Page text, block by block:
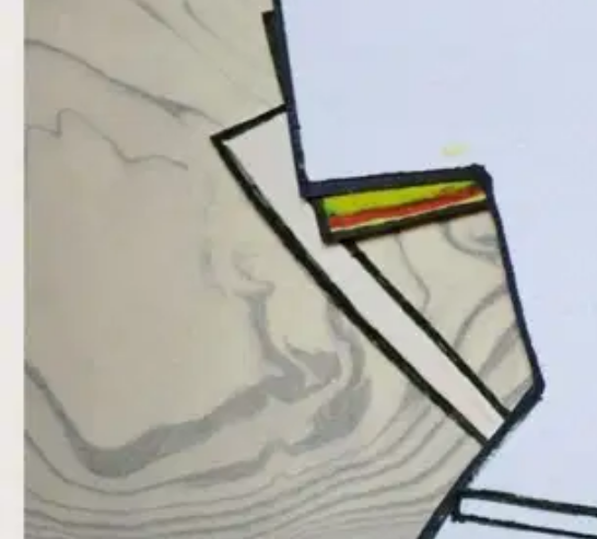
Oletko tyytyväinen tuotetietoihin?
Ovatko tuotetiedot riittävät? Jos tuotetiedoissa on puutteita tai niitä voisi muuten
Avautuu uuteen välilehteen
Ilmainen palautus 30 päivää.*
Nouto myymälästä ilman toimituskuluja.
Asiakasomistajalle Bonusta jopa 5 %.*
Verkkokauppa
Ohjeet
Ensitilaajan pikaopas
Myymälänouto
Palautukset
Reklamaatio
Takuu ja huolto